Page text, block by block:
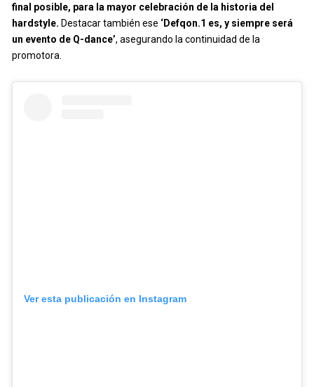
final posible, para la mayor celebración de la historia del
hardstyle. Destacar también ese ‘Defqon.1 es, y siempre será
un evento de Q-dance’, asegurando la continuidad de la
promotora.
Ver esta publicación en Instagram